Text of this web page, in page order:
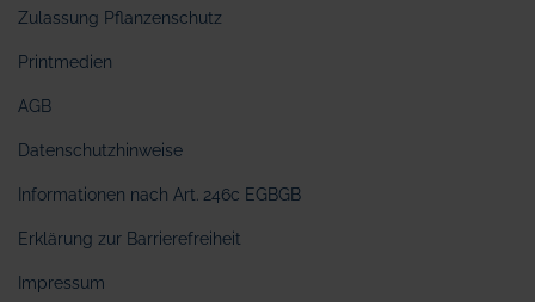
Zulassung Pflanzenschutz
Printmedien
AGB
Datenschutzhinweise
Informationen nach Art. 246c EGBGB
Erklärung zur Barrierefreiheit
Impressum